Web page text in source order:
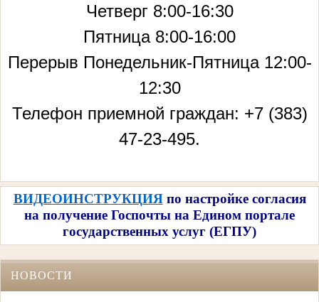
Четверг 8:00-16:30
Пятница 8:00-16:00
Перерыв Понедельник-Пятница 12:00-
12:30
Телефон приемной граждан: +7 (383)
47-23-495.
ВИДЕОИНСТРУКЦИЯпо настройке согласия
на получение Госпочты на Едином портале
государственных услуг (ЕГПУ)
НОВОСТИ